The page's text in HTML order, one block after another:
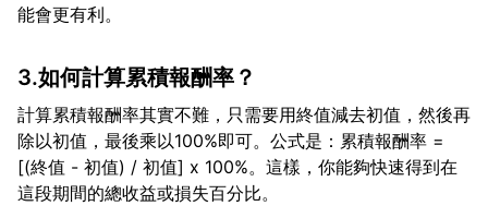
3.如何計算累積報酬率？
計算累積報酬率其實不難，只需要用終值減去初值，然後再
除以初值，最後乘以100%即可。公式是：累積報酬率 =
[(終值 - 初值) / 初值] x 100%。這樣，你能夠快速得到在